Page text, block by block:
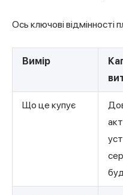
Ось ключові відмінності
Вимір
Що це купує